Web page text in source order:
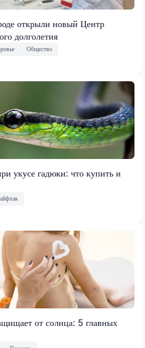
открыли новый Центр
долголетия
Общество
укусе гадюки: что купить и
от солнца: 5 главных